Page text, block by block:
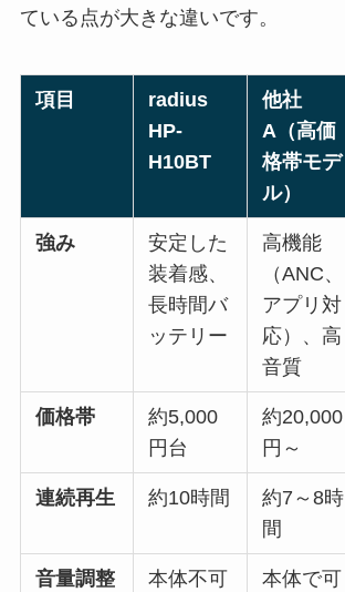
ている点が大きな違いです。
項目
radius
HP-
H10BT
他社
A（高価
格帯モデ
ル）
強み
安定した
装着感、
長時間バ
ッテリー
高機能
（ANC、
アプリ対
応）、高
音質
価格帯
約5,000
円台
約20,000
円～
連続再生 約10時間
約7～8時
間
音量調整 本体不可
本体で可